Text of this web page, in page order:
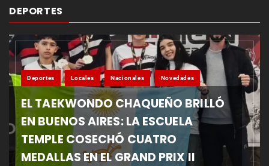
DEPORTES
Deportes Locales Nacionales Novedades
EL TAEKWONDO CHAQUEÑO BRILLÓ
EN BUENOS AIRES: LA ESCUELA
TEMPLE COSECHÓ CUATRO
MEDALLAS EN EL GRAND PRIX II